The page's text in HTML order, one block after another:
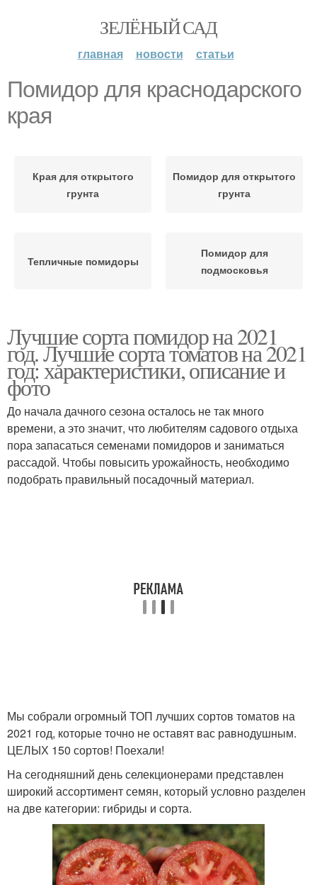
ЗЕЛЁНЫЙ САД
главная новости статьи
Помидор для краснодарского
края
Края для открытого
грунта
Помидор для открытого
грунта
Тепличные помидоры
Помидор для
подмосковья
Лучшие сорта помидор на 2021
год. Лучшие сорта томатов на 2021
год: характеристики, описание и
фото
До начала дачного сезона осталось не так много
времени, а это значит, что любителям садового отдыха
пора запасаться семенами помидоров и заниматься
рассадой. Чтобы повысить урожайность, необходимо
подобрать правильный посадочный материал.
Мы собрали огромный ТОП лучших сортов томатов на
2021 год, которые точно не оставят вас равнодушным.
ЦЕЛЫХ 150 сортов! Поехали!
На сегодняшний день селекционерами представлен
широкий ассортимент семян, который условно разделен
на две категории: гибриды и сорта.